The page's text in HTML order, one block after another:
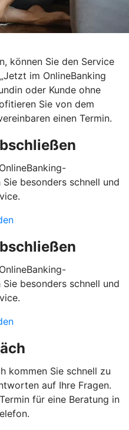
können Sie den Service
im OnlineBanking
oder Kunde ohne
Sie von dem
einen Termin.
besonders schnell und
besonders schnell und
kommen Sie schnell zu
auf Ihre Fragen.
für eine Beratung in